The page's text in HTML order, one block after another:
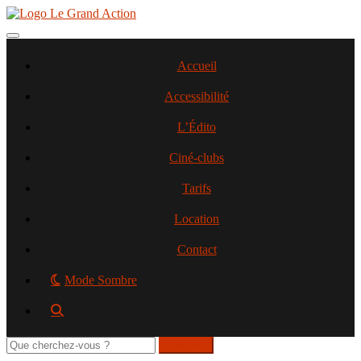
Aller
contenu
Toggle navigation
Accueil
Accessibilité
L’Édito
Ciné-clubs
Tarifs
Location
Contact
Mode Sombre
Rechercher
sur